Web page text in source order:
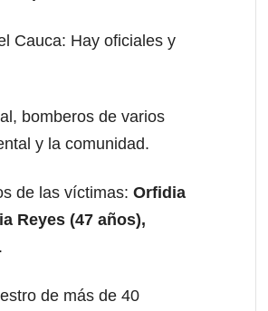
Cauca: Hay oficiales y
bomberos de varios
y la comunidad.
de las víctimas: Orfidia
Reyes (47 años),
.
de más de 40